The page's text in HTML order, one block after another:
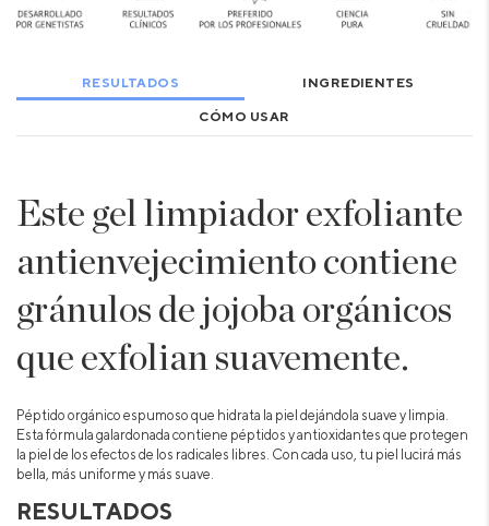
RESULTADOS INGREDIENTES
CÓMO USAR
Este gel limpiador exfoliante
antienvejecimiento contiene
gránulos de jojoba orgánicos
que exfolian suavemente.
Péptido orgánico espumoso que hidrata la piel dejándola suave y limpia.
Esta fórmula galardonada contiene péptidos y antioxidantes que protegen
la piel de los efectos de los radicales libres. Con cada uso, tu piel lucirá más
bella, más uniforme y más suave.
RESULTADOS